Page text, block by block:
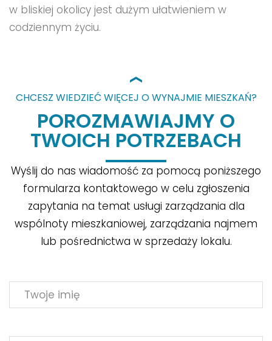
w bliskiej okolicy jest dużym ułatwieniem w
codziennym życiu.
CHCESZ WIEDZIEĆ WIĘCEJ O WYNAJMIE MIESZKAŃ?
POROZMAWIAJMY O
TWOICH POTRZEBACH
Wyślij do nas wiadomość za pomocą poniższego
formularza kontaktowego w celu zgłoszenia
zapytania na temat usługi zarządzania dla
wspólnoty mieszkaniowej, zarządzania najmem
lub pośrednictwa w sprzedaży lokalu.